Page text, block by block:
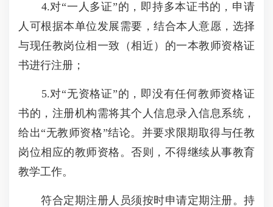
4.对“一人多证”的，即持多本证书的，申请
人可根据本单位发展需要，结合本人意愿，选择
与现任教岗位相一致（相近）的一本教师资格证
书进行注册；
5.对“无资格证”的，即没有任何教师资格证
书的，注册机构需将其个人信息录入信息系统，
给出“无教师资格”结论。并要求限期取得与任教
岗位相应的教师资格。否则，不得继续从事教育
教学工作。
符合定期注册人员须按时申请定期注册。持